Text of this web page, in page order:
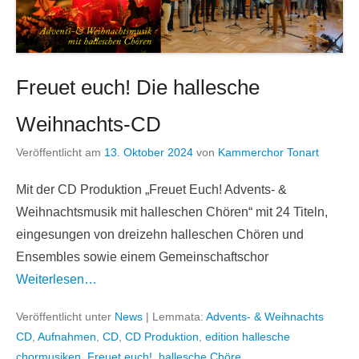
Freuet euch! Die hallesche
Weihnachts-CD
Veröffentlicht am 13. Oktober 2024 von Kammerchor Tonart
Mit der CD Produktion „Freuet Euch! Advents- &
Weihnachtsmusik mit halleschen Chören“ mit 24 Titeln,
eingesungen von dreizehn halleschen Chören und
Ensembles sowie einem Gemeinschaftschor
Weiterlesen…
Veröffentlicht unter News | Lemmata: Advents- & Weihnachts
CD Aufnahmen CD CD Produktion edition hallesche